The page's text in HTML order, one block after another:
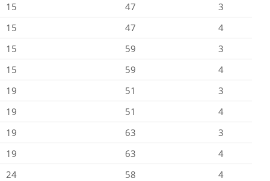
15 47
3
15 47
4
15 59
3
15 59
4
19 51
3
19 51
4
19 63
3
19 63
4
24 58
4